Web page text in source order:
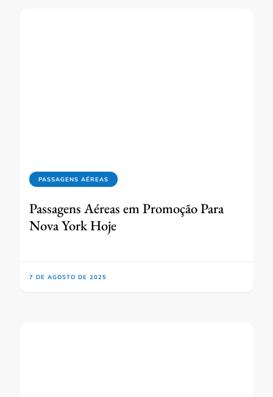
PASSAGENS AÉREAS
Passagens Aéreas em Promoção Para
Nova York Hoje
7 DE AGOSTO DE 2025